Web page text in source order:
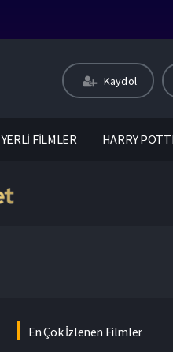
Kaydol
YERLİ FİLMLER HARRY
En Çok İzlenen Filmler